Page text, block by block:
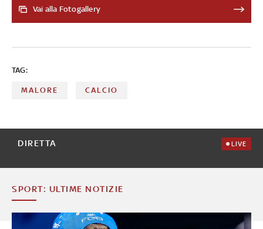
partita degli Europei tra la sua Danimarca e la Finlandia,
grazie al defibrillatore che gli è stato impiantato
Vai alla Fotogallery
TAG:
MALORE CALCIO
DIRETTA LIVE
SPORT: ULTIME NOTIZIE